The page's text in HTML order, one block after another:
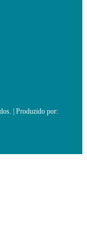
| Produzido por: